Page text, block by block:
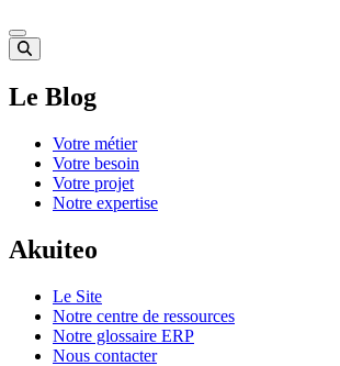
Le Blog
Votre métier
Votre besoin
Votre projet
Notre expertise
Akuiteo
Le Site
Notre centre de ressources
Notre glossaire ERP
Nous contacter